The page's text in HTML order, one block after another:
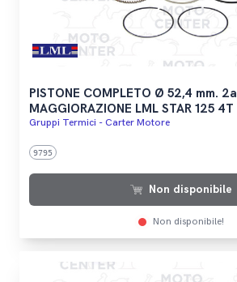
PISTONE COMPLETO Ø 52,4 mm. 2a
MAGGIORAZIONE LML STAR 125 4T
Gruppi Termici - Carter Motore
9795
Non disponibile
Non disponibile!